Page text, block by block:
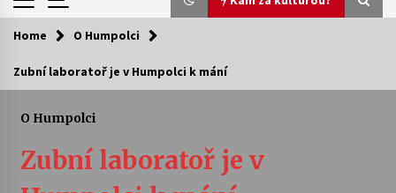
Kam za kulturou?
Vernisáž výstavy Josefíny Duškové: Stávám se
Home O Humpolci
Zubní laboratoř je v Humpolci k mání
O Humpolci
Zubní laboratoř je v